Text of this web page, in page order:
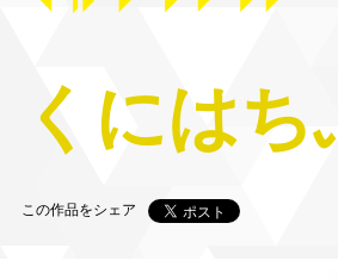
くにはち
この作品をシェア